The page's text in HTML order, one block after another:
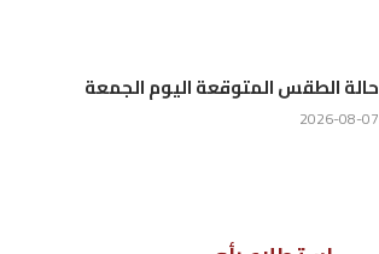
حالة الطقس المتوقعة اليوم الجمعة
2026-08-07